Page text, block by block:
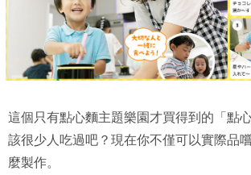
這個只有點心麵主題樂園才買得到的「點
該很少人吃過吧？現在你不僅可以實際品
麼製作。